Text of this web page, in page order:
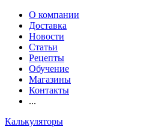
О компании
Доставка
Новости
Статьи
Рецепты
Обучение
Магазины
Контакты
...
Калькуляторы